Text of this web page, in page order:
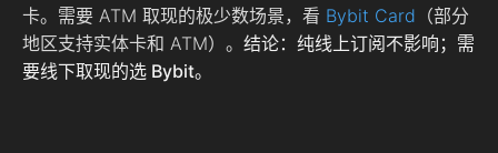
卡。需要 ATM 取现的极少数场景，看 Bybit Card （部分
地区支持实体卡和 ATM）。 结论：纯线上订阅不影响；需
要线下取现的选 Bybit。